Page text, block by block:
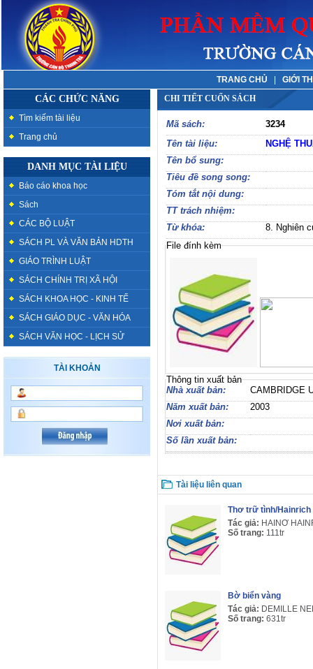
TRANG CHỦ GIỚI
CÁC CHỨC NĂNG
Tìm kiếm tài liệu
Trang chủ
DANH MỤC TÀI LIỆU
Báo cáo khoa học
Sách
CÁC BỘ LUẬT
SÁCH PL VÀ VĂN BẢN HDTH
GIÁO TRÌNH LUẬT
SÁCH CHÍNH TRỊ XÃ HỘI
SÁCH KHOA HỌC - KINH TẾ
SÁCH GIÁO DỤC - VĂN HÓA
SÁCH VĂN HỌC - LỊCH SỬ
TÀI KHOẢN
CHI TIẾT CUỐN SÁCH
Mã sách:
3234
Tên tài liệu:
NGHỆ
Tên bổ sung:
Tiêu đề song song:
Tóm tắt nội dung:
TT trách nhiệm:
Từ khóa:
8. Nghiên
File đính kèm
Thông tin xuất bản
Nhà xuất bản:
CAMBRIDGE
Năm xuất bản:
2003
Nơi xuất bản:
Số lần xuất bản:
Tài liệu liên quan
Thơ trữ tình/Hainrich
Tác giả: HAINƠ
Số trang: 111tr
Bờ biển vàng
Tác giả: DEMILLE
Số trang: 631tr